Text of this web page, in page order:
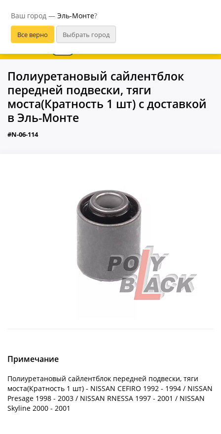
Ваш город — Эль-Монте?
В приложении удобнее
Полиуретановый сайлентблок
передней подвески, тяги
моста(Кратность 1 шт) с доставкой
в Эль-Монте
#N-06-114
Примечание
Полиуретановый сайлентблок передней подвески, тяги
моста(Кратность 1 шт) - NISSAN CEFIRO 1992 - 1994 / NISSAN
Presage 1998 - 2003 / NISSAN RNESSA 1997 - 2001 / NISSAN
Skyline 2000 - 2001